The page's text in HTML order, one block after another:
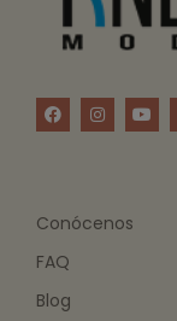
Conócenos
FAQ
Blog